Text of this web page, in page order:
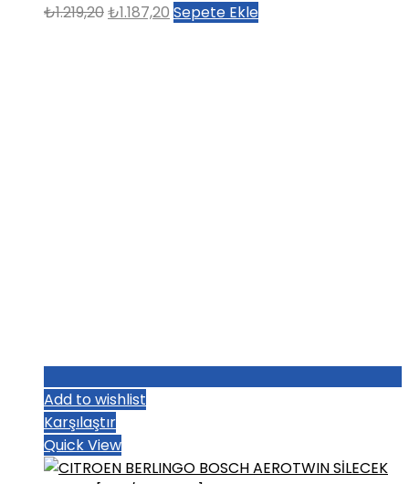
₺1.219,20Orijinal
₺1.187,20 Şu
Sepete Ekle
Add to wishlist
Karşılaştır
Quick View